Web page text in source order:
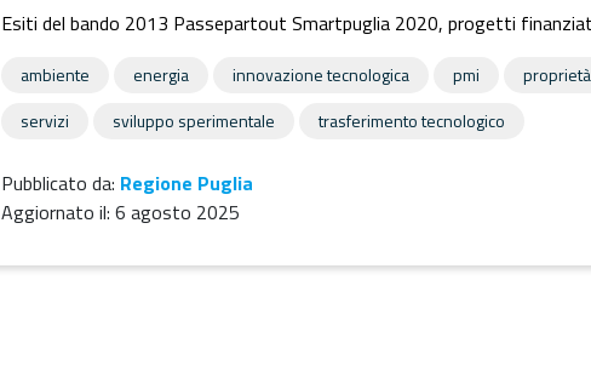
Esiti del bando 2013 Passepartout Smartpuglia 2020, progetti
ambiente energia innovazione tecnologica pmi
servizi
sviluppo sperimentale trasferimento tecnologico
Pubblicato da: Regione Puglia
Aggiornato il: 6 agosto 2025